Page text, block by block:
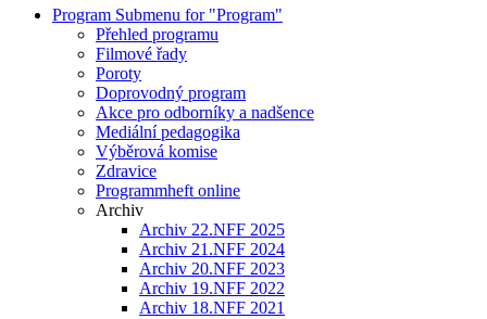
Program Submenu for "Program"
Přehled programu
Filmové řady
Poroty
Doprovodný program
Akce pro odborníky a nadšence
Mediální pedagogika
Výběrová komise
Zdravice
Programmheft online
Archiv
Archiv 22.NFF 2025
Archiv 21.NFF 2024
Archiv 20.NFF 2023
Archiv 19.NFF 2022
Archiv 18.NFF 2021